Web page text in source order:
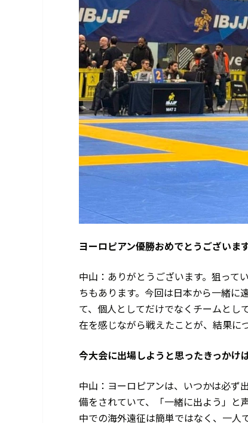
――ヨーロピアン優勝おめでとうござい
中山：ありがとうございます。狙って
ちもあります。今回は日本から一緒に
て、個人としてだけでなくチームとし
在を感じながら戦えたことが、結果に
――今大会に出場しようと思ったきっかけ
中山：ヨーロピアンは、いつかは必ず
備をされていて、「一緒に出よう」と
中での海外遠征は簡単ではなく、一人